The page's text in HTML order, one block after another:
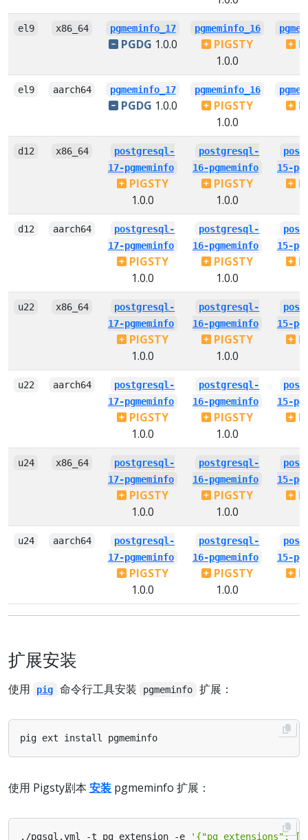
el9 x86_64 pgmeminfo_17
PGDG 1.0.0
pgmeminfo_16
PIGSTY
1.0.0
el9 aarch64 pgmeminfo_17
PGDG 1.0.0
pgmeminfo_16
PIGSTY
1.0.0
d12 x86_64
postgresql-
17-pgmeminfo
PIGSTY
1.0.0
postgresql-
16-pgmeminfo
PIGSTY
1.0.0
15-
d12 aarch64
postgresql-
17-pgmeminfo
PIGSTY
1.0.0
postgresql-
16-pgmeminfo
PIGSTY
1.0.0
15-
u22 x86_64
postgresql-
17-pgmeminfo
PIGSTY
1.0.0
postgresql-
16-pgmeminfo
PIGSTY
1.0.0
15-
u22 aarch64
postgresql-
17-pgmeminfo
PIGSTY
1.0.0
postgresql-
16-pgmeminfo
PIGSTY
1.0.0
15-
u24 x86_64
postgresql-
17-pgmeminfo
PIGSTY
1.0.0
postgresql-
16-pgmeminfo
PIGSTY
1.0.0
15-
u24 aarch64
postgresql-
17-pgmeminfo
PIGSTY
1.0.0
postgresql-
16-pgmeminfo
PIGSTY
1.0.0
15-
扩展安装
使用 pig 命令行工具安装 pgmeminfo 扩展：
使用 Pigsty剧本 安装 pgmeminfo 扩展：
./pgsql.yml -t pg_extension -e '{"pg_extensions":